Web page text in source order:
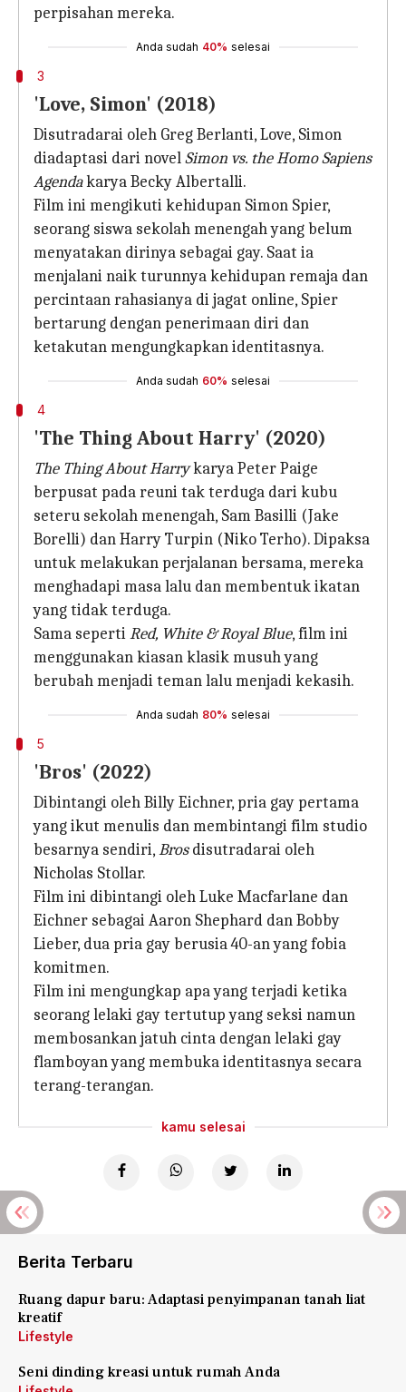
perpisahan mereka.
Anda sudah 40% selesai
3
'Love, Simon' (2018)
Disutradarai oleh Greg Berlanti, Love, Simon
diadaptasi dari novelSimon vs. the Homo Sapiens
Agendakarya Becky Albertalli.
Film ini mengikuti kehidupan Simon Spier,
seorang siswa sekolah menengah yang belum
menyatakan dirinya sebagai gay. Saat ia
menjalani naik turunnya kehidupan remaja dan
percintaan rahasianya di jagat online, Spier
bertarung dengan penerimaan diri dan
ketakutan mengungkapkan identitasnya.
Anda sudah 60% selesai
4
'The Thing About Harry' (2020)
The Thing About Harrykarya Peter Paige
berpusat pada reuni tak terduga dari kubu
seteru sekolah menengah, Sam Basilli (Jake
Borelli) dan Harry Turpin (Niko Terho). Dipaksa
untuk melakukan perjalanan bersama, mereka
menghadapi masa lalu dan membentuk ikatan
yang tidak terduga.
Sama sepertiRed, White & Royal Blue, film ini
menggunakan kiasan klasik musuh yang
berubah menjadi teman lalu menjadi kekasih.
Anda sudah 80% selesai
5
'Bros' (2022)
Dibintangi oleh Billy Eichner, pria gay pertama
yang ikut menulis dan membintangi film studio
besarnya sendiri,Brosdisutradarai oleh
Nicholas Stollar.
Film ini dibintangi oleh Luke Macfarlane dan
Eichner sebagai Aaron Shephard dan Bobby
Lieber, dua pria gay berusia 40-an yang fobia
komitmen.
Film ini mengungkap apa yang terjadi ketika
seorang lelaki gay tertutup yang seksi namun
membosankan jatuh cinta dengan lelaki gay
flamboyan yang membuka identitasnya secara
terang-terangan.
kamu selesai
Berita Terbaru
Ruang dapur baru: Adaptasi penyimpanan tanah liat
kreatif
Lifestyle
Seni dinding kreasi untuk rumah Anda